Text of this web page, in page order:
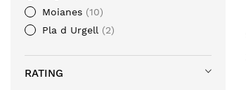
Moianes
10
Pla d Urgell
2
RATING